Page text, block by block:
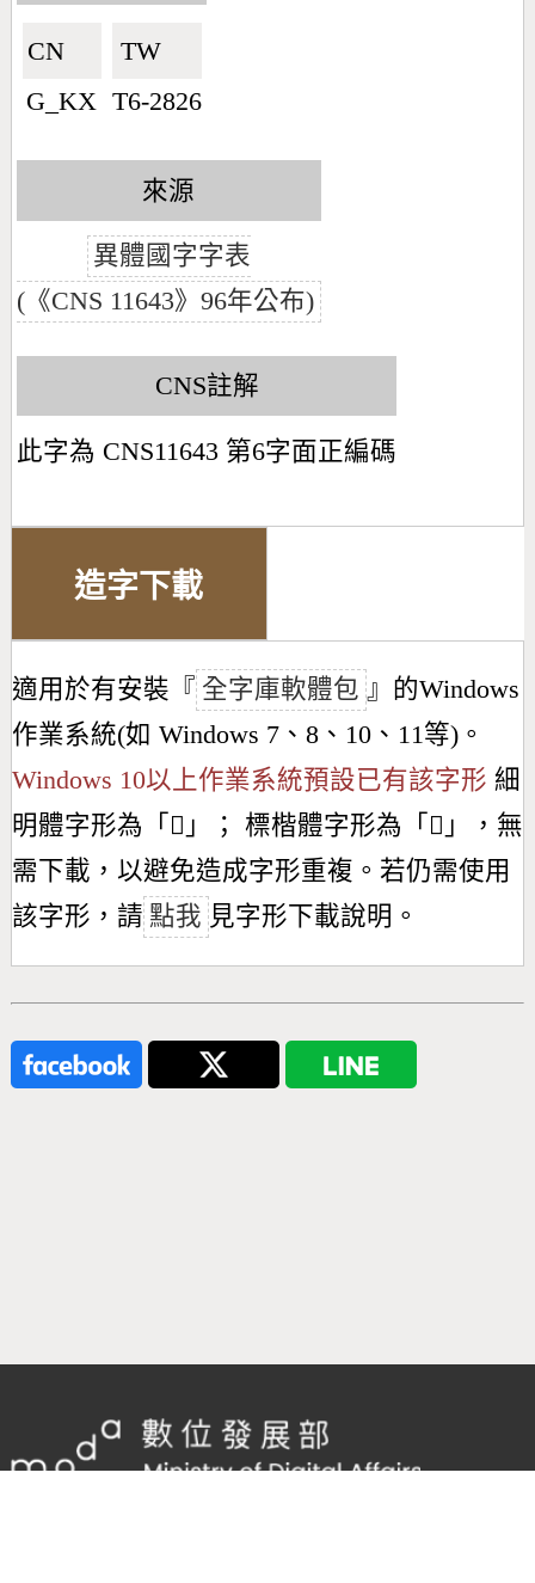
CN🇨🇳
G_KX
TW🇹🇼
T6-2826
來源
異體國字字表
(《CNS 11643》96年公布)
CNS註解
此字為 CNS11643 第6字面正編碼
造字下載
適用於有安裝『 全字庫軟體包 』的Windows
作業系統(如 Windows 7、8、10、11等)。
Windows 10以上作業系統預設已有該字形 細
明體字形為「 𣍣 」； 標楷體字形為「 𣍣 」，無
需下載，以避免造成字形重複。若仍需使用
該字形，請 點我 見字形下載說明。